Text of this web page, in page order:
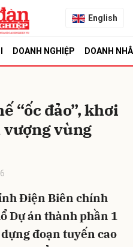
English
DOANH NGHIỆP DOANH
“ốc đảo”, khơi
vùng
Điện Biên chính
Dự án thành phần 1
đoạn tuyến cao
Hủy